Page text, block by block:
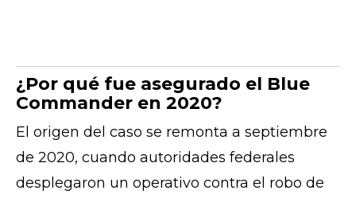
¿Por qué fue asegurado el Blue
Commander en 2020?
El origen del caso se remonta a septiembre
de 2020, cuando autoridades federales
desplegaron un operativo contra el robo de